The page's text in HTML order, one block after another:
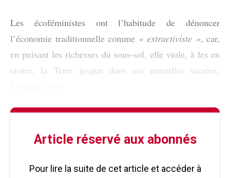
Les écoféministes ont l’habitude de dénoncer
l’économie traditionnelle comme « extractiviste », car,
en puisant les richesses du sous-sol, elle viole, à les en
croire, la Terre jusque dans ses entrailles sacrées.
Article réservé aux abonnés
Pour lire la suite de cet article et accéder à